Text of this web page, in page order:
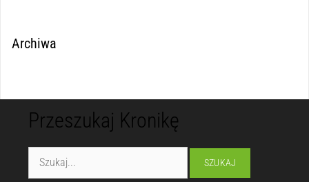
Archiwa
Przeszukaj Kronikę